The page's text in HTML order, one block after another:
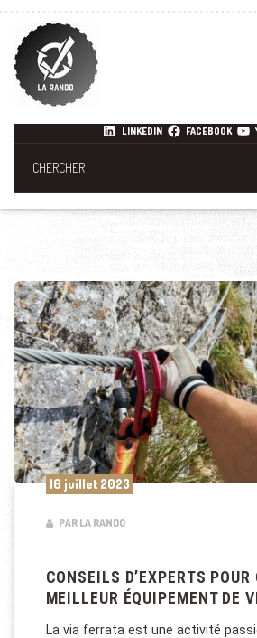
LINKEDIN FACEBOOK
16 juillet 2023
PAR LA RANDO
CONSEILS D’EXPERTS
MEILLEUR ÉQUIPEMENT DE
La via ferrata est une activité